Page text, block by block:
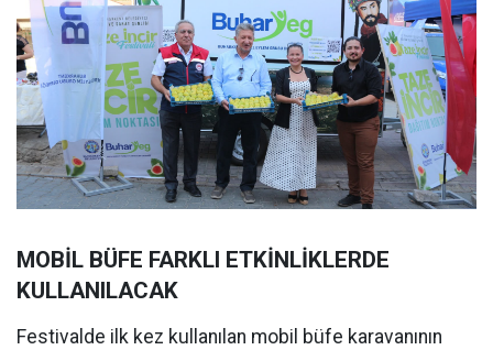
MOBİL BÜFE FARKLI ETKİNLİKLERDE
KULLANILACAK
Festivalde ilk kez kullanılan mobil büfe karavanının